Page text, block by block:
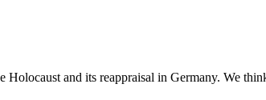
and its reappraisal in Germany. We